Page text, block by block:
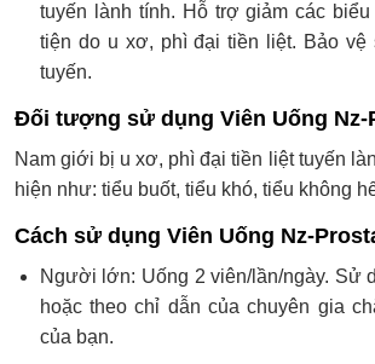
tuyến lành tính. Hỗ trợ giảm các
tiện do u xơ, phì đại tiền liệt. Bảo vệ
tuyến.
Đối tượng sử dụng Viên Uống Nz-
Nam giới bị u xơ, phì đại tiền liệt tuyến
hiện như: tiểu buốt, tiểu khó, tiểu không
Cách sử dụng Viên Uống Nz-
Người lớn: Uống 2 viên/lần/ngày. Sử
hoặc theo chỉ dẫn của chuyên gia
của bạn.